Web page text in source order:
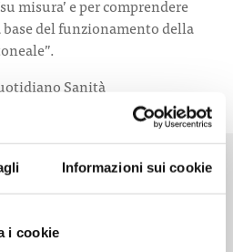
Informazioni sui cookie
i cookie
misura’ e per comprendere
del funzionamento della
Sanità